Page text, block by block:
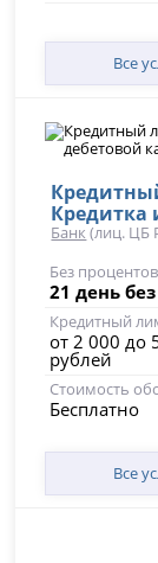
Все
Кредитка
Банк (лиц. ЦБ
Без процентов
21 день без
Кредитный
от 2 000 до
рублей
Стоимость
Бесплатно
Все